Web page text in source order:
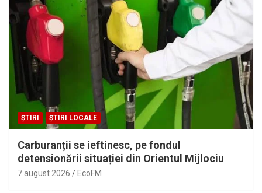
ȘTIRI ȘTIRI LOCALE
Carburanții se ieftinesc, pe fondul
detensionării situației din Orientul Mijlociu
7 august 2026 EcoFM